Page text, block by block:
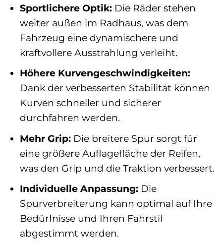
Sportlichere Optik:Die Räder stehen
weiter außen im Radhaus, was dem
Fahrzeug eine dynamischere und
kraftvollere Ausstrahlung verleiht.
Höhere Kurvengeschwindigkeiten:
Dank der verbesserten Stabilität können
Kurven schneller und sicherer
durchfahren werden.
Mehr Grip:Die breitere Spur sorgt für
eine größere Auflagefläche der Reifen,
was den Grip und die Traktion verbessert.
Individuelle Anpassung:Die
Spurverbreiterung kann optimal auf Ihre
Bedürfnisse und Ihren Fahrstil
abgestimmt werden.